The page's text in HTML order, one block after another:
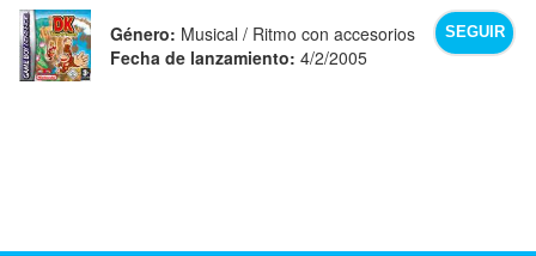
SEGUIR
Género: Musical / Ritmo con accesorios
Fecha de lanzamiento: 4/2/2005